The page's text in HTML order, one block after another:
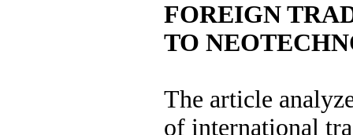
FOREIGN
TO
The article
of international